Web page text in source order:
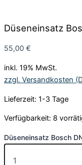
Düseneinsatz
55,00 €
inkl. 19% MwSt.
zzgl. Versandkosten
Lieferzeit: 1-3 Tage
Verfügbarkeit: 8
Düseneinsatz Bosch